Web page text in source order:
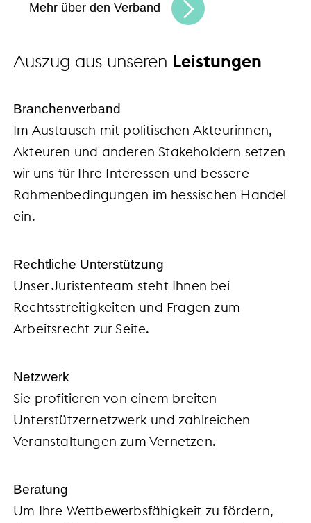
Mehr über den Verband
Auszug aus unseren Leistungen
Branchenverband
Im Austausch mit politischen Akteurinnen,
Akteuren und anderen Stakeholdern setzen
wir uns für Ihre Interessen und bessere
Rahmenbedingungen im hessischen Handel
ein.
Rechtliche Unterstützung
Unser Juristenteam steht Ihnen bei
Rechtsstreitigkeiten und Fragen zum
Arbeitsrecht zur Seite.
Netzwerk
Sie profitieren von einem breiten
Unterstützernetzwerk und zahlreichen
Veranstaltungen zum Vernetzen.
Beratung
Um Ihre Wettbewerbsfähigkeit zu fördern,